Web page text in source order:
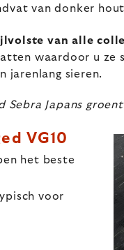
van donker hout
van alle
waardoor u ze
jarenlang sieren.
Sebra Japans
VG10
het beste
voor